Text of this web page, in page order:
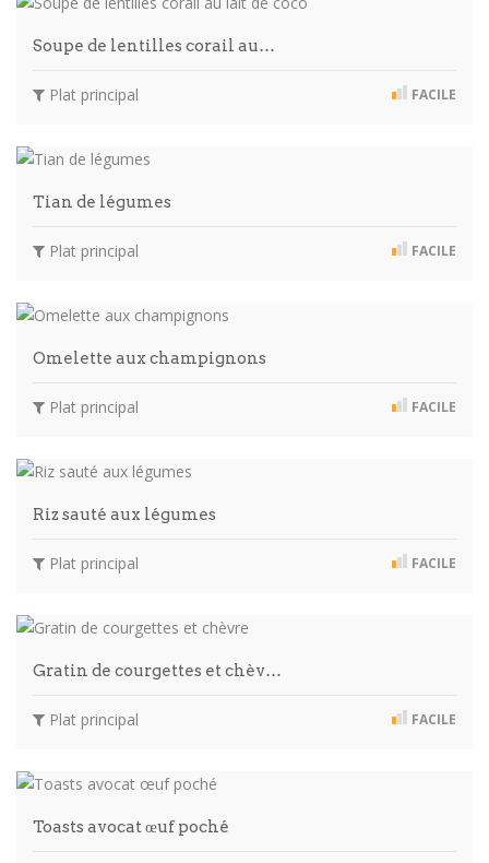
Soupe de lentilles corail au…
Plat principal FACILE
Tian de légumes
Plat principal FACILE
Omelette aux champignons
Plat principal FACILE
Riz sauté aux légumes
Plat principal FACILE
Gratin de courgettes et chèv…
Plat principal FACILE
Toasts avocat œuf poché